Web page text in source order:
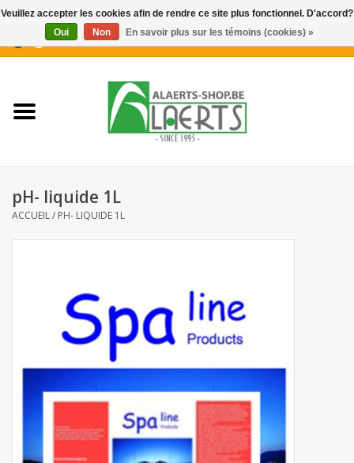
0 Articles - €0,00
Nouveautés
Biscuits pour le café
Biscuits apéritifs / Snacks salés
Bonbons pour la bonbonnière
pH- liquide 1L
ACCUEIL/ PH- LIQUIDE 1L
Veuillez accepter les cookies afin de rendre ce site plus fonctionnel. D'accord?
Oui
Non En savoir plus sur les témoins (cookies) »